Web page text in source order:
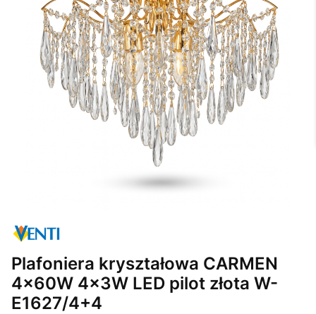
Plafoniera kryształowa CARMEN
4x60W 4x3W LED pilot złota W-
E1627/4+4